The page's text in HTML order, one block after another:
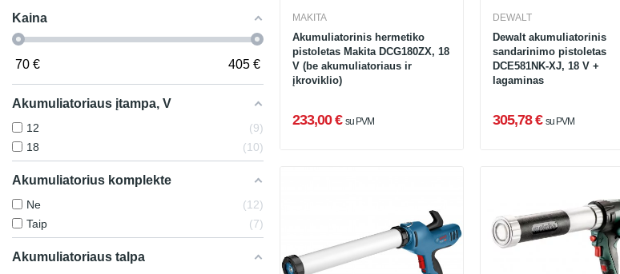
Kaina
70 € 405€
Akumuliatoriaus įtampa, V
12
9
18
10
Akumuliatorius komplekte
Ne
12
Taip
7
Akumuliatoriaus talpa
MAKITA
Akumuliatorinis hermetiko
pistoletas Makita DCG180ZX, 18
V (be akumuliatoriaus ir
įkroviklio)
233,00 € su PVM
DEWALT
Dewalt akumuliatorinis
sandarinimo pistoletas
DCE581NK-XJ, 18 V +
lagaminas
305,78 € su PVM